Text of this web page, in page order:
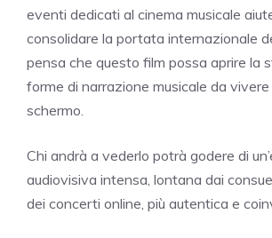
eventi dedicati al cinema musicale
consolidare la portata internazionale
pensa che questo film possa aprire la
forme di narrazione musicale da vivere
schermo.
Chi andrà a vederlo potrà godere di
audiovisiva intensa, lontana dai
dei concerti online, più autentica e